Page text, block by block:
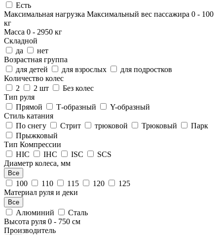
Есть
Максимальная нагрузка Максимальный вес пассажира 0 - 100
кг
Масса 0 - 2950 кг
Складной
да
нет
Возрастная группа
для детей
для взрослых
для подростков
Количество колес
2
2 шт
Без колес
Тип руля
Прямой
Т-образный
Y-образный
Стиль катания
По снегу
Стрит трюковой Трюковый
Парк
Прыжковый
Тип Компрессии
HIC
IHC ISC
SCS
Диаметр колеса, мм
Все
100 110 115 120
125
Материал руля и деки
Все
Алюминий
Сталь
Высота руля 0 - 750 см
Производитель